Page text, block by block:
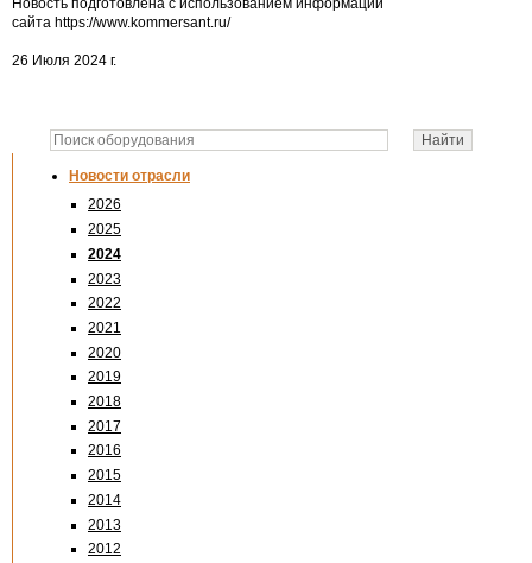
Новости отрасли
2026
2025
2024
2023
2022
2021
2020
2019
2018
2017
2016
2015
2014
2013
2012
Новость подготовлена с использованием информации
сайта https://www.kommersant.ru/
26 Июля 2024 г.